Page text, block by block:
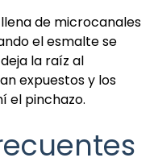
de microcanales
el esmalte se
la raíz al
expuestos y los
el pinchazo.